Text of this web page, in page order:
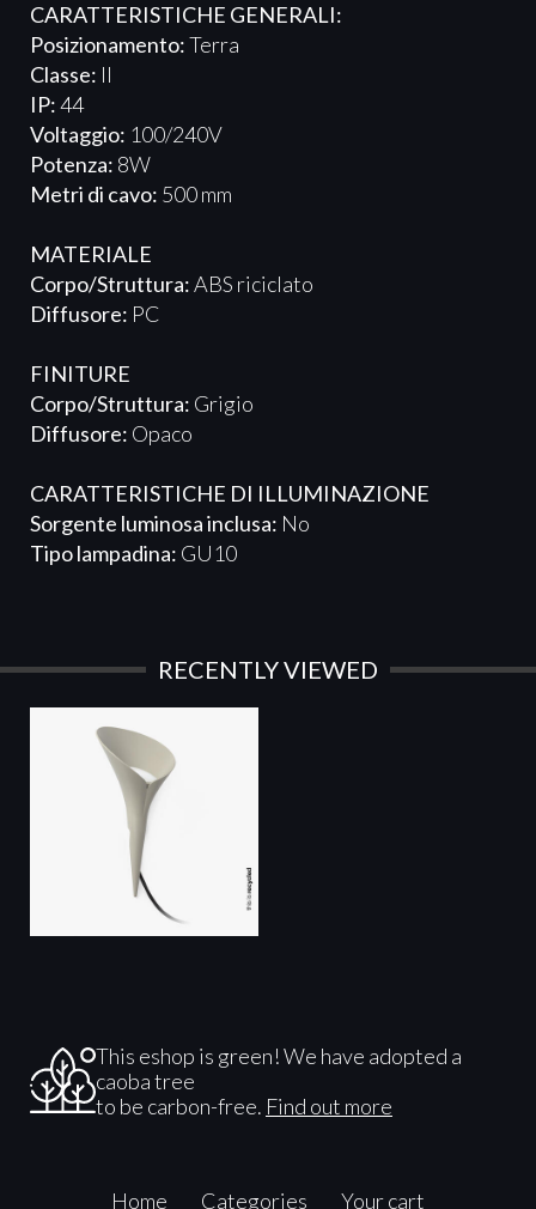
CARATTERISTICHE GENERALI:
Posizionamento:Terra
Classe: II
IP:44
Voltaggio: 100/240V
Potenza: 8W
Metri di cavo: 500 mm
MATERIALE
Corpo/Struttura:ABS riciclato
Diffusore: PC
FINITURE
Corpo/Struttura: Grigio
Diffusore: Opaco
CARATTERISTICHE DI ILLUMINAZIONE
Sorgente luminosa inclusa: No
Tipo lampadina: GU10
RECENTLY VIEWED
This eshop is green! We have adopted a
caoba tree
to be carbon-free. Find out more
Home Categories Your cart